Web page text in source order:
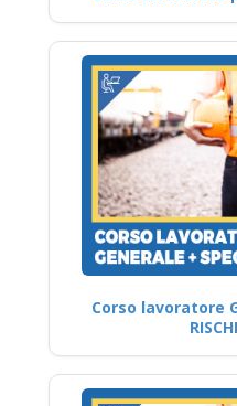
Corso lavoratore